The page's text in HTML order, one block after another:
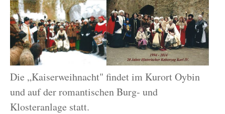
Die „Kaiserweihnacht" findet im Kurort Oybin
und auf der romantischen Burg- und
Klosteranlage statt.